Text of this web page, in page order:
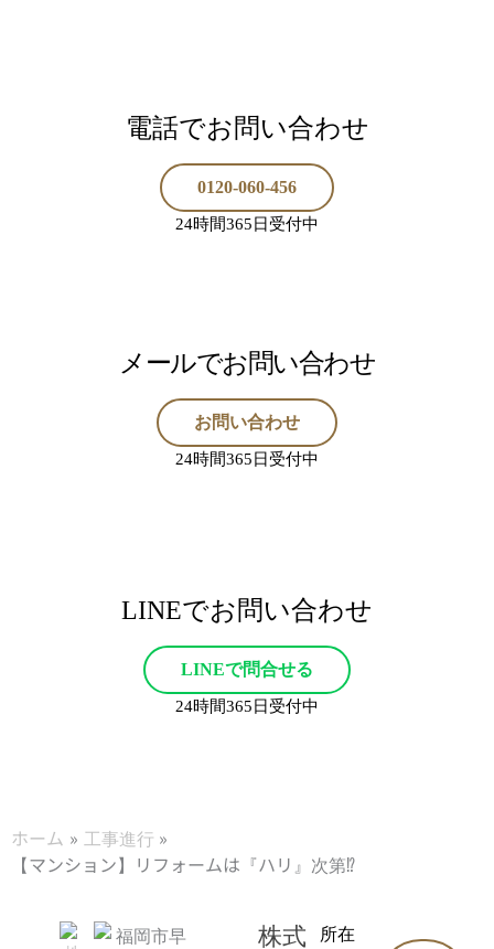
電話でお問い合わせ
0120-060-456
24時間365日受付中
メールでお問い合わせ
お問い合わせ
24時間365日受付中
LINEでお問い合わせ
LINEで問合せる
24時間365日受付中
ホーム
工事進行
【マンション】リフォームは『ハリ』次第⁉︎
株式 所在